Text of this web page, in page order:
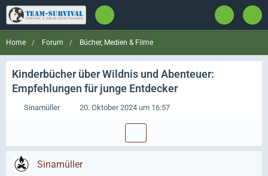
Home Forum Bücher, Medien & Filme
Kinderbücher über Wildnis und Abenteuer:
Empfehlungen für junge Entdecker
Sinamüller 20. Oktober 2024 um 16:57
Sinamüller